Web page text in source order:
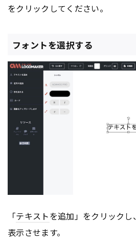
をクリックしてください。
フォントを選択する
「テキストを追加」をクリックし、
表示させます。